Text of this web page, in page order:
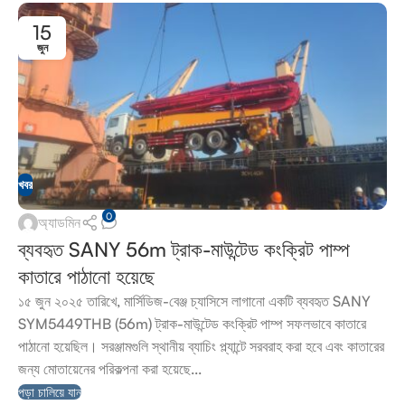
15
জুন
খবর
অ্যাডমিন 0
ব্যবহৃত SANY 56m ট্রাক-মাউন্টেড কংক্রিট পাম্প
কাতারে পাঠানো হয়েছে
১৫ জুন ২০২৫ তারিখে, মার্সিডিজ-বেঞ্জ চ্যাসিসে লাগানো একটি ব্যবহৃত SANY
SYM5449THB (56m) ট্রাক-মাউন্টেড কংক্রিট পাম্প সফলভাবে কাতারে
পাঠানো হয়েছিল। সরঞ্জামগুলি স্থানীয় ব্যাচিং প্ল্যান্টে সরবরাহ করা হবে এবং কাতারের
জন্য মোতায়েনের পরিকল্পনা করা হয়েছে...
পড়া চালিয়ে যান